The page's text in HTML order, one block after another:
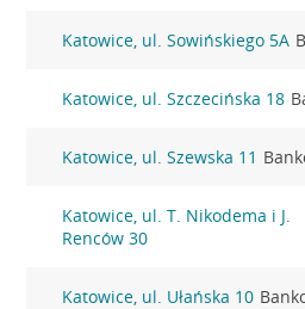
Katowice, ul. Sowińskiego 5A
Katowice, ul. Szczecińska 18
Katowice, ul. Szewska 11
Katowice, ul. T. Nikodema i J.
Renców 30
Katowice, ul. Ułańska 10